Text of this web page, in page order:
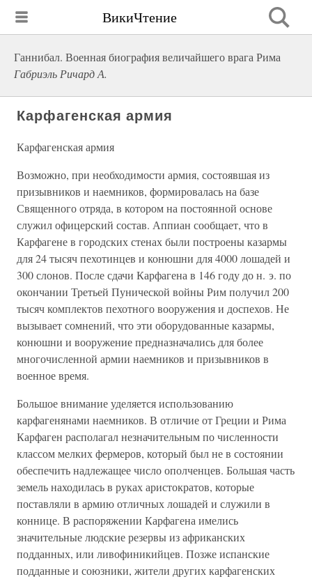
ВикиЧтение
Ганнибал. Военная биография величайшего врага Рима
Габриэль Ричард А.
Карфагенская армия
Карфагенская армия
Возможно, при необходимости армия, состоявшая из
призывников и наемников, формировалась на базе
Священного отряда, в котором на постоянной основе
служил офицерский состав. Аппиан сообщает, что в
Карфагене в городских стенах были построены казармы
для 24 тысяч пехотинцев и конюшни для 4000 лошадей и
300 слонов. После сдачи Карфагена в 146 году до н. э. по
окончании Третьей Пунической войны Рим получил 200
тысяч комплектов пехотного вооружения и доспехов. Не
вызывает сомнений, что эти оборудованные казармы,
конюшни и вооружение предназначались для более
многочисленной армии наемников и призывников в
военное время.
Большое внимание уделяется использованию
карфагенянами наемников. В отличие от Греции и Рима
Карфаген располагал незначительным по численности
классом мелких фермеров, который был не в состоянии
обеспечить надлежащее число ополченцев. Большая часть
земель находилась в руках аристократов, которые
поставляли в армию отличных лошадей и служили в
коннице. В распоряжении Карфагена имелись
значительные людские резервы из африканских
подданных, или ливофиникийцев. Позже испанские
подданные и союзники, жители других карфагенских